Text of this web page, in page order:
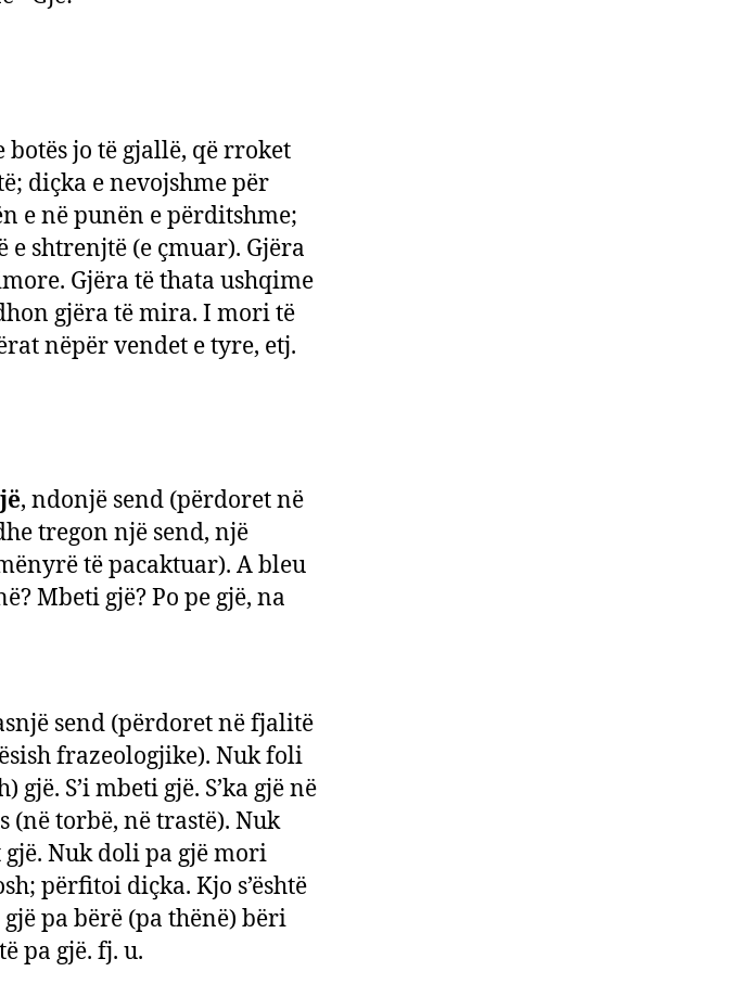
jo të gjallë, që rroket
diçka e nevojshme për
e në punën e përditshme;
e shtrenjtë (e çmuar). Gjëra
Gjëra të thata ushqime
gjëra të mira. I mori të
nëpër vendet e tyre, etj.
, ndonjë send (përdoret në
tregon një send, një
të pacaktuar). A bleu
Mbeti gjë? Po pe gjë, na
send (përdoret në fjalitë
frazeologjike). Nuk foli
gjë. S’i mbeti gjë. S’ka gjë në
(në torbë, në trastë). Nuk
Nuk doli pa gjë mori
përfitoi diçka. Kjo s’është
gjë pa bërë (pa thënë) bëri
pa gjë. fj. u.